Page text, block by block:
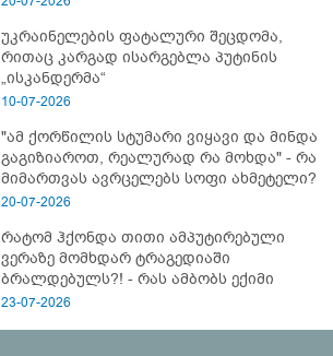
უკრაინელების ფატალური შეცდომა,
რითაც კარგად ისარგებლა პუტინის
„ისკანდერმა“
10-07-2026
"ამ ქორწილის სტუმარი ვიყავი და მინდა
გაგიზიაროთ, რეალურად რა მოხდა" - რა
მიმართვას ავრცელებს სოფი ახმეტელი?
20-07-2026
რატომ ჰქონდა თითი ამპუტირებული
ვერაზე მომხდარ ტრაგედიაში
ბრალდებულს?! - რას ამბობს ექიმი
23-07-2026